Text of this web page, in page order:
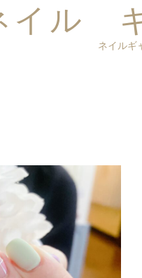
イル
ネイルギ